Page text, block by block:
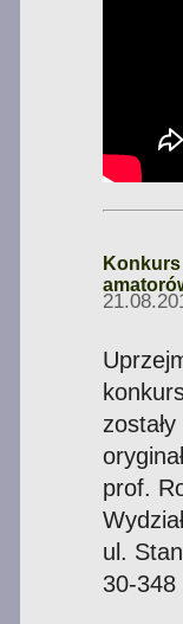
prof.
ul.
30-348